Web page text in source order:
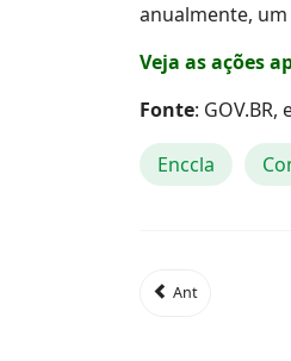
anualmente,
Veja as ações
Fonte: GOV.BR,
Enccla
Ant